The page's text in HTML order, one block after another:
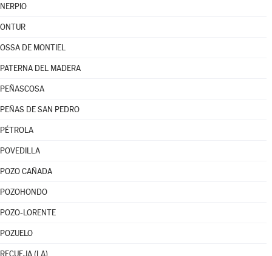
NERPIO
ONTUR
OSSA DE MONTIEL
PATERNA DEL MADERA
PEÑASCOSA
PEÑAS DE SAN PEDRO
PÉTROLA
POVEDILLA
POZO CAÑADA
POZOHONDO
POZO-LORENTE
POZUELO
RECUEJA (LA)